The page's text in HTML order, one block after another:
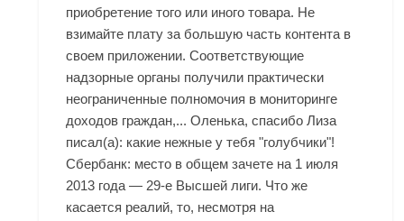
приобретение того или иного товара. Не
взимайте плату за большую часть контента в
своем приложении. Соответствующие
надзорные органы получили практически
неограниченные полномочия в мониторинге
доходов граждан,... Оленька, спасибо Лиза
писал(а): какие нежные у тебя "голубчики"!
Сбербанк: место в общем зачете на 1 июля
2013 года — 29-е Высшей лиги. Что же
касается реалий, то, несмотря на